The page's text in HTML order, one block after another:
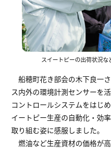
スイートピーの出荷状況な
船穂町花き部会の木下良一
ス内外の環境計測センサーを
コントロールシステムをはじ
イートピー生産の自動化・効
取り組む姿に感服しました。
燃油など生産資材の価格が